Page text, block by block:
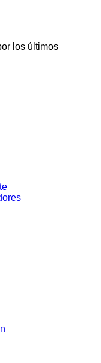
los últimos